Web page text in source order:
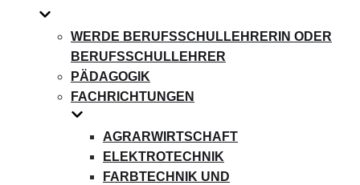
WERDE BERUFSSCHULLEHRERIN ODER
BERUFSSCHULLEHRER
PÄDAGOGIK
FACHRICHTUNGEN
AGRARWIRTSCHAFT
ELEKTROTECHNIK
FARBTECHNIK UND